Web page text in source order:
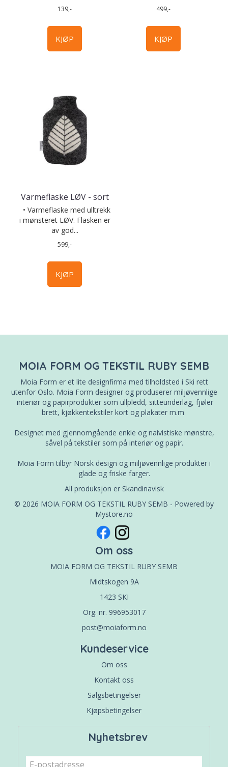
139,-
KJØP
499,-
KJØP
Varmeflaske LØV - sort
• Varmeflaske med ulltrekk
i mønsteret LØV. Flasken er
av god...
599,-
KJØP
MOIA FORM OG TEKSTIL RUBY SEMB
Moia Form er et lite designfirma med tilholdsted i Ski rett
utenfor Oslo. Moia Form designer og produserer miljøvennlige
interiør og papirprodukter som ullpledd, sitteunderlag, fjøler
brett, kjøkkentekstiler kort og plakater m.m
Designet med gjennomgående enkle og naivistiske mønstre,
såvel på tekstiler som på interiør og papir.
Moia Form tilbyr Norsk design og miljøvennlige produkter i
glade og friske farger.
All produksjon er Skandinavisk
© 2026 MOIA FORM OG TEKSTIL RUBY SEMB - Powered by
Mystore.no
Om oss
MOIA FORM OG TEKSTIL RUBY SEMB
Midtskogen 9A
1423 SKI
Org. nr. 996953017
post@moiaform.no
Kundeservice
Om oss
Kontakt oss
Salgsbetingelser
Kjøpsbetingelser
Nyhetsbrev